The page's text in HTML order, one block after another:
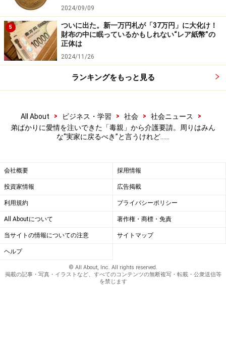
2024/09/09
5
ついに出た。新一万円札が「37万円」に大化け！
財布の中に眠っているかもしれない“レア紙幣”の
正体は
2024/11/26
ランキングをもっと見る
All About > ビジネス・学習 > 社会 > 社会ニュース
>
弟ばかりに愛情を注いできた「毒親」から介護要請。周りはみん
な“実家に戻るべき”と言うけれど……
会社概要 採用情報
投資家情報 広告掲載
利用規約 プライバシーポリシー
All Aboutについて 著作権・商標・免責
当サイトの情報についての注意 サイトマップ
ヘルプ
© All About, Inc. All rights reserved.
掲載の記事・写真・イラストなど、すべてのコンテンツの無断複写・転載・公衆送信等
を禁じます